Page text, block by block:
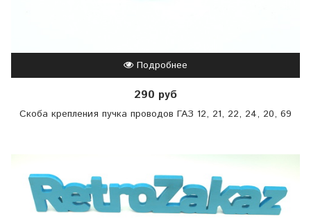
Подробнее
290 руб
Скоба крепления пучка проводов ГАЗ 12, 21, 22, 24, 20, 69